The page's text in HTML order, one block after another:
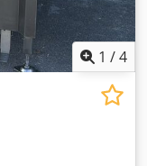
1 /4